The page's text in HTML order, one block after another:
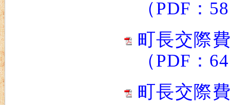
（PDF：
町長交際
（PDF：
町長交際